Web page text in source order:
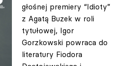
głośnej premiery “Idioty”
z Agatą Buzek w roli
tytułowej, Igor
Gorzkowski powraca do
literatury Fiodora